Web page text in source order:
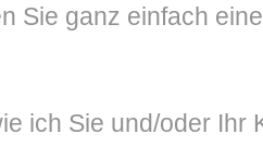
Sie ganz einfach
ich Sie und/oder Ihr